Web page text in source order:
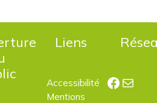
Liens
Accessibilité
Mentions
E-mail